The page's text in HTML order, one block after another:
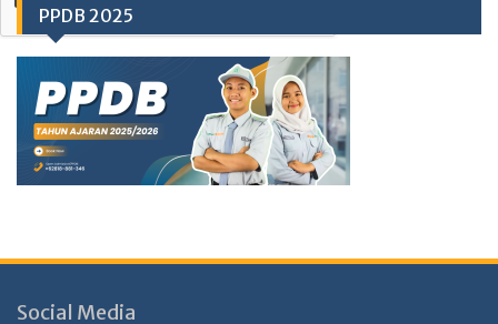
PPDB 2025
Social Media